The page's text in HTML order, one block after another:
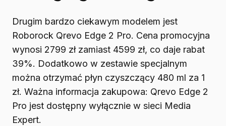
Drugim bardzo ciekawym modelem jest
Roborock Qrevo Edge 2 Pro. Cena promocyjna
wynosi 2799 zł zamiast 4599 zł, co daje rabat
39%. Dodatkowo w zestawie specjalnym
można otrzymać płyn czyszczący 480 ml za 1
zł. Ważna informacja zakupowa: Qrevo Edge 2
Pro jest dostępny wyłącznie w sieci Media
Expert.